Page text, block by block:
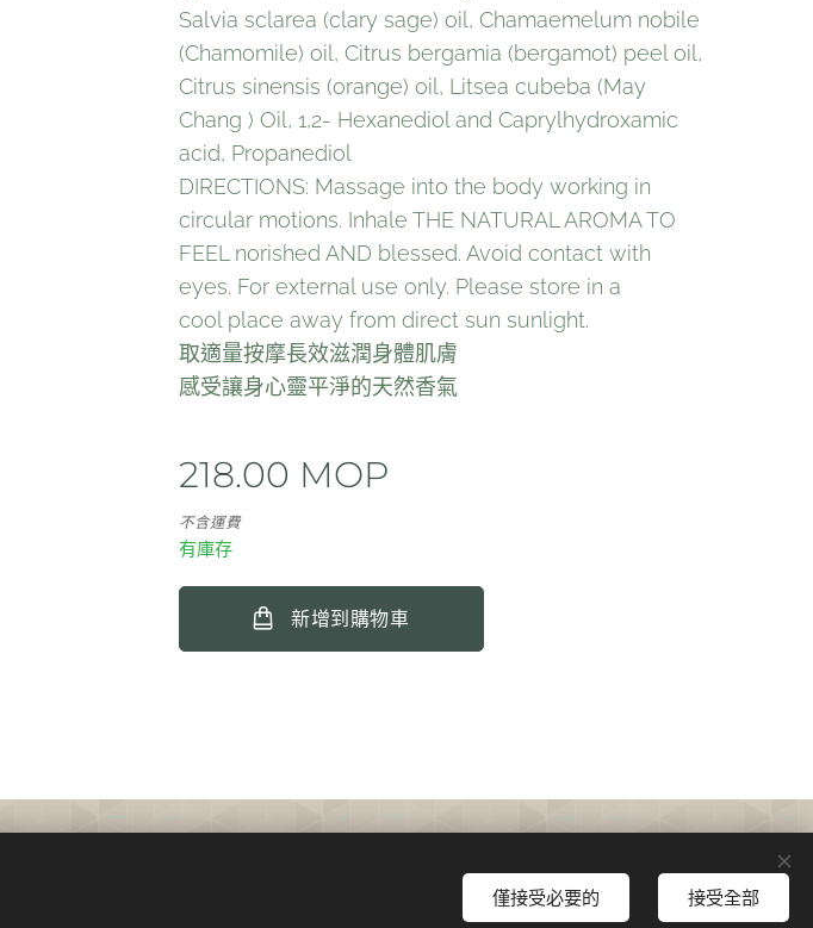
Salvia sclarea (clary sage) oil, Chamaemelum nobile
(Chamomile) oil, Citrus bergamia (bergamot) peel oil,
Citrus sinensis (orange) oil, Litsea cubeba (May
Chang ) Oil, 1,2- Hexanediol and Caprylhydroxamic
acid, Propanediol
DIRECTIONS: Massage into the body working in
circular motions. Inhale THE NATURAL AROMA TO
FEEL norished AND blessed. Avoid contact with
eyes. For external use only. Please store in a
cool place away from direct sun sunlight.
取適量按摩長效滋潤身體肌膚
感受讓身心靈平淨的天然香氣
218.00 MOP
不含運費
有庫存
新增到購物車
僅接受必要的 接受全部